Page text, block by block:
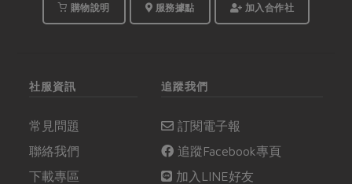
購物說明 服務據點 加入合作社
社服資訊
常見問題
聯絡我們
下載專區
追蹤我們
訂閱電子報
追蹤Facebook專頁
加入LINE好友